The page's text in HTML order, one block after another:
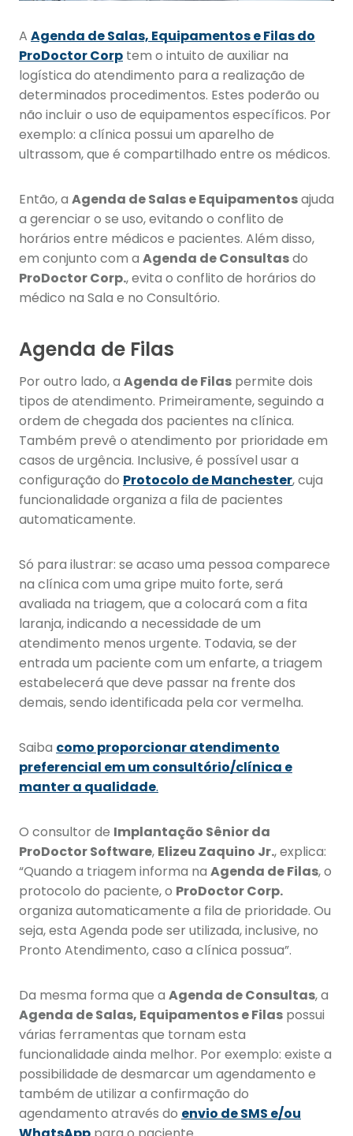
A Agenda de Salas, Equipamentos e Filas do
ProDoctor Corp tem o intuito de auxiliar na
logística do atendimento para a realização de
determinados procedimentos. Estes poderão ou
não incluir o uso de equipamentos específicos. Por
exemplo: a clínica possui um aparelho de
ultrassom, que é compartilhado entre os médicos.
Então, a Agenda de Salas e Equipamentosajuda
a gerenciar o se uso, evitando o conflito de
horários entre médicos e pacientes. Além disso,
em conjunto com a Agenda de Consultasdo
ProDoctor Corp., evita o conflito de horários do
médico na Sala e no Consultório.
Agenda de Filas
Por outro lado, a Agenda de Filas permite dois
tipos de atendimento. Primeiramente, seguindo a
ordem de chegada dos pacientes na clínica.
Também prevê o atendimento por prioridade em
casos de urgência. Inclusive, é possível usar a
configuração do Protocolo de Manchester, cuja
funcionalidade organiza a fila de pacientes
automaticamente.
Só para ilustrar: se acaso uma pessoa comparece
na clínica com uma gripe muito forte, será
avaliada na triagem, que a colocará com a fita
laranja, indicando a necessidade de um
atendimento menos urgente. Todavia, se der
entrada um paciente com um enfarte, a triagem
estabelecerá que deve passar na frente dos
demais, sendo identificada pela cor vermelha.
Saiba como proporcionar atendimento
preferencial em um consultório/clínica e
manter a qualidade.
O consultor de Implantação Sênior da
ProDoctor Software, Elizeu Zaquino Jr., explica:
“Quando a triagem informa na Agenda de Filas, o
protocolo do paciente, o ProDoctor Corp.
organiza automaticamente a fila de prioridade. Ou
seja, esta Agenda pode ser utilizada, inclusive, no
Pronto Atendimento, caso a clínica possua”.
Da mesma forma que a Agenda de Consultas, a
Agenda de Salas, Equipamentos e Filas possui
várias ferramentas que tornam esta
funcionalidade ainda melhor. Por exemplo: existe a
possibilidade de desmarcar um agendamento e
também de utilizar a confirmação do
agendamento através do envio de SMS e/ou